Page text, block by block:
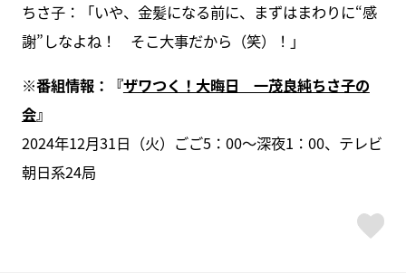
ちさ子：「いや、金髪になる前に、まずはまわりに“感
謝”しなよね！ そこ大事だから（笑）！」
※番組情報：『ザワつく！大晦日 一茂良純ちさ子の
会』
2024年12月31日（火）ごご5：00～深夜1：00、テレビ
朝日系24局